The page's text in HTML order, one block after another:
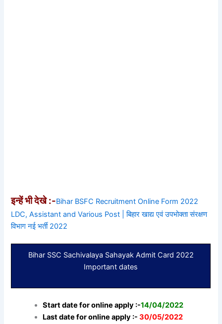
इन्हें भी देखे :-Bihar BSFC Recruitment Online Form 2022
LDC, Assistant and Various Post | बिहार खाद्य एवं उपभोक्ता संरक्षण
विभाग नई भर्ती 2022
Bihar SSC Sachivalaya Sahayak Admit Card 2022
Important dates
Start date for online apply :-14/04/2022
Last date for online apply :- 30/05/2022